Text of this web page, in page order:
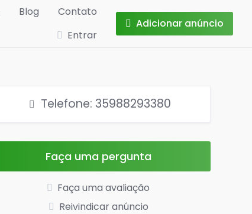
Blog
Contato
Entrar
Adicionar anúncio
Telefone: 35988293380
Faça uma pergunta
Faça uma avaliação
Reivindicar anúncio